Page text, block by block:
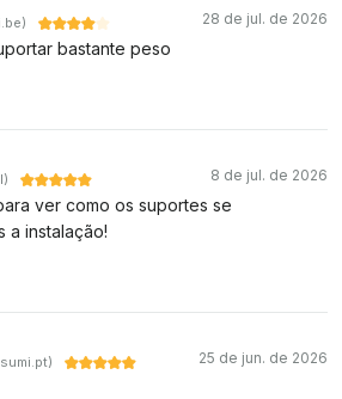
28 de jul. de 2026
bastante peso
8 de jul. de 2026
ver como os suportes se
a instalação!
25 de jun. de 2026